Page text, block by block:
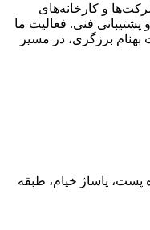
و کارخانه‌های
پشتیبانی فنی. فعالیت ما
بهنام برزگری، در مسیر
پست، پاساژ خیام، طبقه